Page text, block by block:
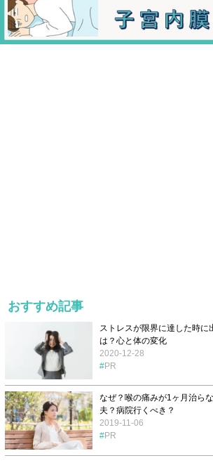
おすすめ記事
ストレスが限界に達した時に
は？心と体の変化
2020-12-28
PR
なぜ？喉の痛みが1ヶ月治ら
夫？病院行くべき？
2019-11-06
PR